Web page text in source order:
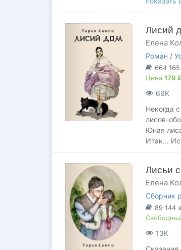
Лисий
Елена
Роман /
664 165
Цена 179
66K
Некогда
лисов-
Юная
Итак...
Лисьи
Елена
Сборник
89 144
13K